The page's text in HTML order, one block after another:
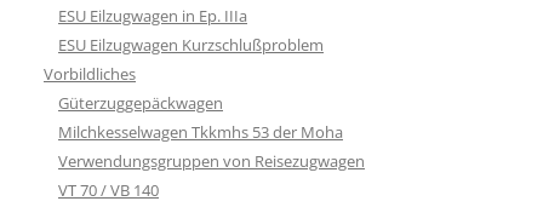
ESU Eilzugwagen in Ep. IIIa
ESU Eilzugwagen Kurzschlußproblem
Vorbildliches
Güterzuggepäckwagen
Milchkesselwagen Tkkmhs 53 der Moha
Verwendungsgruppen von Reisezugwagen
VT 70 / VB 140